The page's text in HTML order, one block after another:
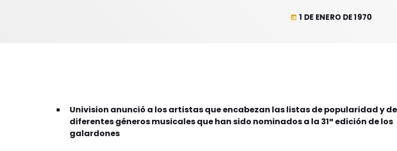
today 1 DE ENERO DE 1970
Univision anunció a los artistas que encabezan las listas de popularidad y de
diferentes géneros musicales que han sido nominados a la 31ª edición de los
galardones